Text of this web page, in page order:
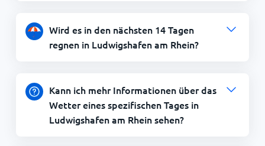
Wird es in den nächsten 14 Tagen
regnen in Ludwigshafen am Rhein?
Kann ich mehr Informationen über das
Wetter eines spezifischen Tages in
Ludwigshafen am Rhein sehen?